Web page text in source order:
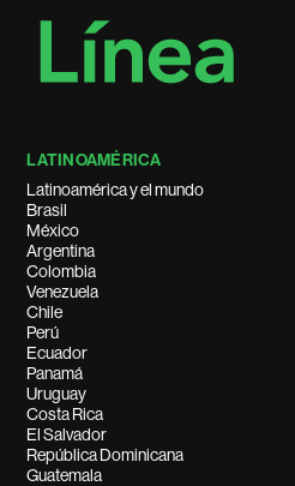
LATINOAMÉRICA
Latinoamérica y el mundo
Brasil
México
Argentina
Colombia
Venezuela
Chile
Perú
Ecuador
Panamá
Uruguay
Costa Rica
El Salvador
República Dominicana
Guatemala